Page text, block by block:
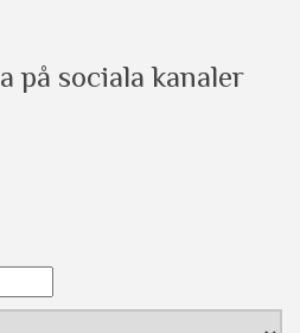
på sociala kanaler